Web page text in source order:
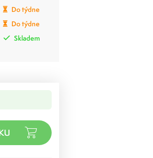
Do týdne
Do týdne
Skladem